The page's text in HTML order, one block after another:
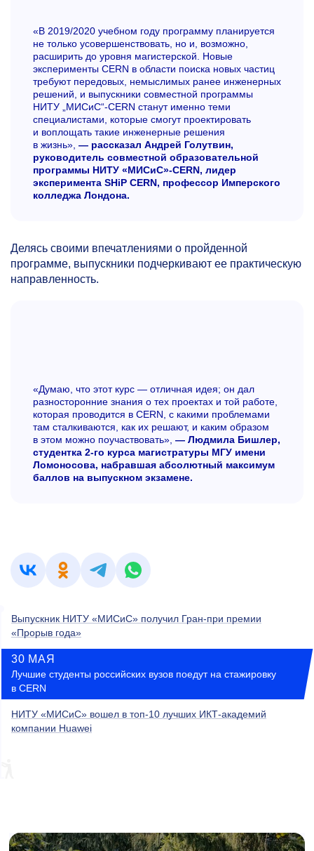
«В 2019/2020 учебном году программу планируется
не только усовершенствовать, но и, возможно,
расширить до уровня магистерской. Новые
эксперименты CERN в области поиска новых частиц
требуют передовых, немыслимых ранее инженерных
решений, и выпускники совместной программы
НИТУ „МИСиС“-CERN станут именно теми
специалистами, которые смогут проектировать
и воплощать такие инженерные решения
в жизнь», — рассказал Андрей Голутвин,
руководитель совместной образовательной
программы НИТУ «МИСиС»-CERN, лидер
эксперимента SHiP CERN, профессор Имперского
колледжа Лондона.
Делясь своими впечатлениями о пройденной
программе, выпускники подчеркивают ее практическую
направленность.
«Думаю, что этот курс — отличная идея; он дал
разносторонние знания о тех проектах и той работе,
которая проводится в CERN, с какими проблемами
там сталкиваются, как их решают, и каким образом
в этом можно поучаствовать», — Людмила Бишлер,
студентка 2-го курса магистратуры МГУ имени
Ломоносова, набравшая абсолютный максимум
баллов на выпускном экзамене.
Выпускник НИТУ «МИСиС» получил Гран-при премии
«Прорыв года»
30 МАЯ
Лучшие студенты российских вузов поедут на стажировку
в CERN
НИТУ «МИСиС» вошел в топ-10 лучших ИКТ-академий
компании Huawei